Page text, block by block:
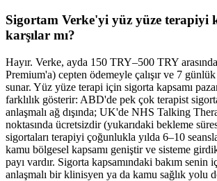
Sigortam Verke'yi yüz yüze terapiyi
karşılar mı?
Hayır. Verke, ayda 150 TRY–500 TRY
Premium'a) cepten ödemeyle çalışır ve 7
sunar. Yüz yüze terapi için sigorta kapsamı
farklılık gösterir: ABD'de pek çok terapist
anlaşmalı ağ dışında; UK'de NHS Talking
noktasında ücretsizdir (yukarıdaki bekleme
sigortaları terapiyi çoğunlukla yılda 6–10
kamu bölgesel kapsamı geniştir ve sisteme
payı vardır. Sigorta kapsamındaki bakım senin
anlaşmalı bir klinisyen ya da kamu sağlık yolu